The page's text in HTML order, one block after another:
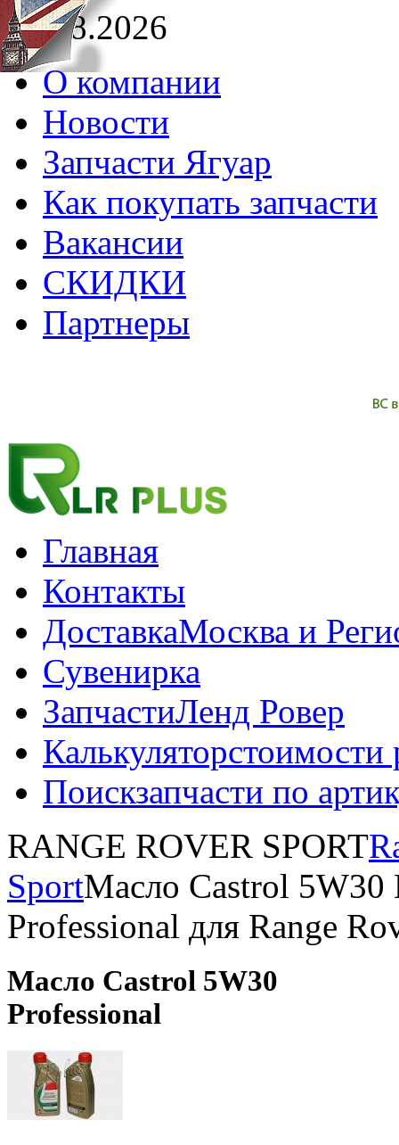
07.08.2026
О компании
Новости
Запчасти Ягуар
Как покупать запчасти
Вакансии
СКИДКИ
Партнеры
Главная
Контакты
ДоставкаМосква и
Сувенирка
ЗапчастиЛенд Ровер
Калькуляторстоимости
Поискзапчасти по
RANGE ROVER SPORT
SportМасло Castrol 5W30
Professional для Range
Масло Castrol 5W30
Professional